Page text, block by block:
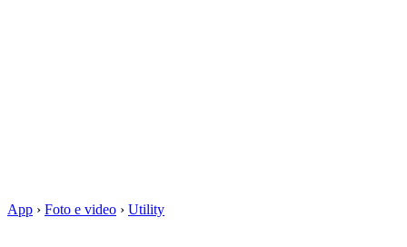
App › Foto e video › Utility